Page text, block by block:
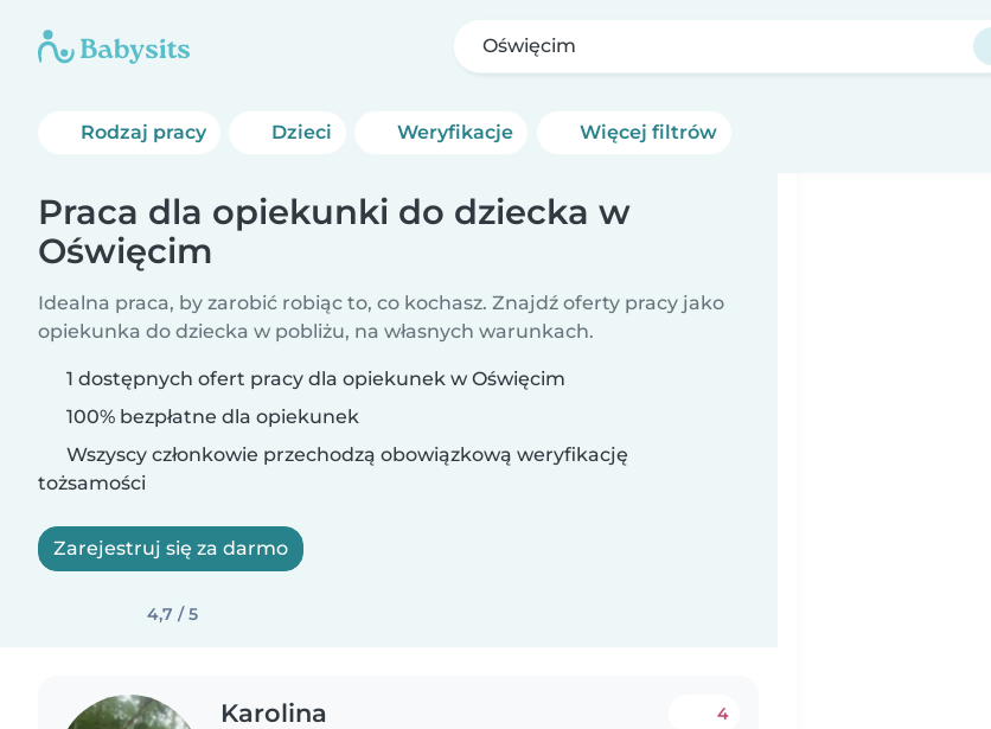
Oświęcim
Rodzaj pracy Dzieci Weryfikacje Więcej filtrów
Praca dla opiekunki do dziecka w
Oświęcim
Idealna praca, by zarobić robiąc to, co kochasz. Znajdź oferty pracy jako
opiekunka do dziecka w pobliżu, na własnych warunkach.
1 dostępnych ofert pracy dla opiekunek w Oświęcim
100% bezpłatne dla opiekunek
Wszyscy członkowie przechodzą obowiązkową weryfikację
tożsamości
Zarejestruj się za darmo
4,7 / 5
Karolina 4